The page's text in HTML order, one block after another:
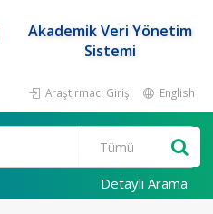
Akademik Veri Yönetim
Sistemi
Araştırmacı Girişi English
Detaylı Arama